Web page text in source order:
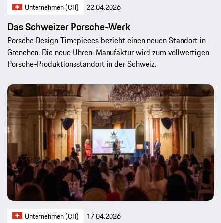
Unternehmen (CH) 22.04.2026
Das Schweizer Porsche-Werk
Porsche Design Timepieces bezieht einen neuen Standort in
Grenchen. Die neue Uhren-Manufaktur wird zum vollwertigen
Porsche-Produktionsstandort in der Schweiz.
Unternehmen (CH) 17.04.2026